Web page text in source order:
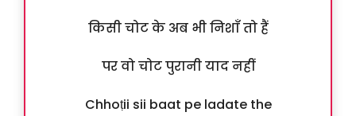
किसी चोट के अब भी निशाँ तो हैं
पर वो चोट पुरानी याद नहीं
Chhoṭii sii baat pe ladate the